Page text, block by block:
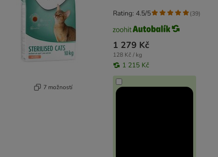
7 možností
1 279 Kč
128 Kč / kg
1 215 Kč
Rating: 4.5/5 (39)